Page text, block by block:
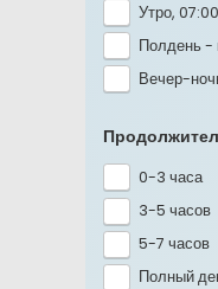
Утро,
Полдень -
Вечер-
0-3 часа
3-5 часов
5-7 часов
Полный